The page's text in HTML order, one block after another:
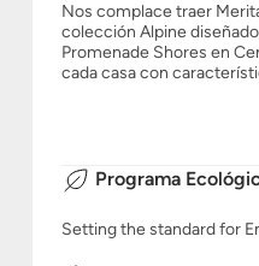
Nos complace traer
colección Alpine
Promenade Shores en
cada casa con
Programa
Setting the standard for